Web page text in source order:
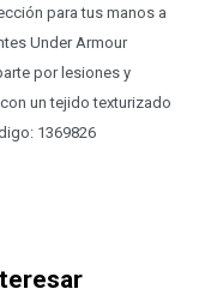
para tus manos a
Under Armour
por lesiones y
un tejido texturizado
1369826